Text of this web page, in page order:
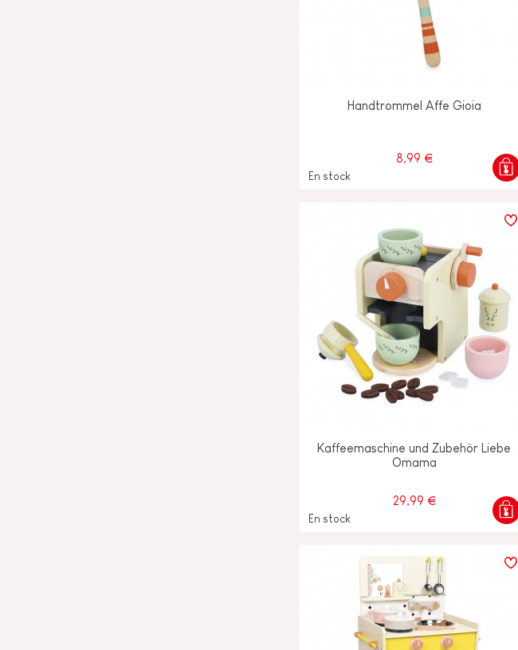
Handtrommel Affe Gioia
8,99 €
En stock
Kaffeemaschine und Zubehör Liebe
Omama
29,99 €
En stock